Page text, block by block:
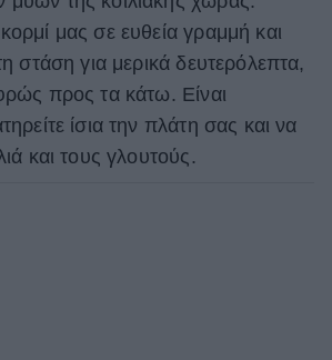
μας σε ευθεία γραμμή και
στάση για μερικά δευτερόλεπτα,
προς τα κάτω. Είναι
ίσια την πλάτη σας και να
και τους γλουτούς.